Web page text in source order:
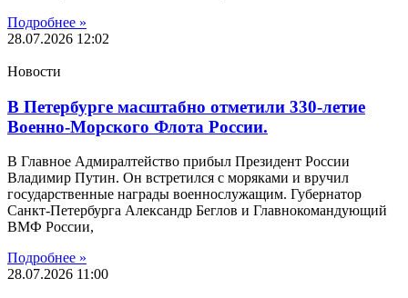
Подробнее »
28.07.2026 12:02
Новости
В Петербурге масштабно отметили 330-летие
Военно-Морского Флота России.
В Главное Адмиралтейство прибыл Президент России
Владимир Путин. Он встретился с моряками и вручил
государственные награды военнослужащим. Губернатор
Санкт-Петербурга Александр Беглов и Главнокомандующий
ВМФ России,
Подробнее »
28.07.2026 11:00